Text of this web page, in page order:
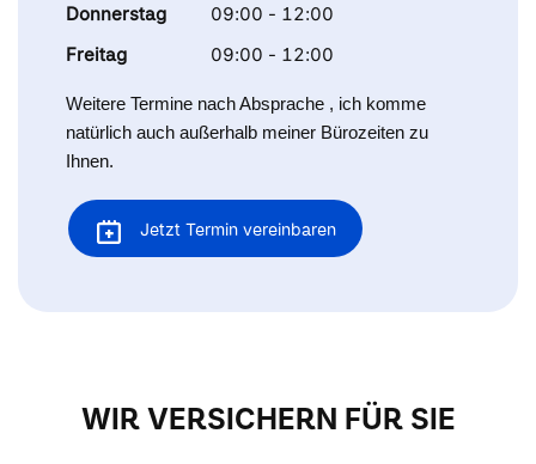
Donnerstag
09:00 - 12:00
Freitag
09:00 - 12:00
Weitere Termine nach Absprache , ich komme
natürlich auch außerhalb meiner Bürozeiten zu
Ihnen.
Jetzt Termin vereinbaren
WIR VERSICHERN FÜR SIE